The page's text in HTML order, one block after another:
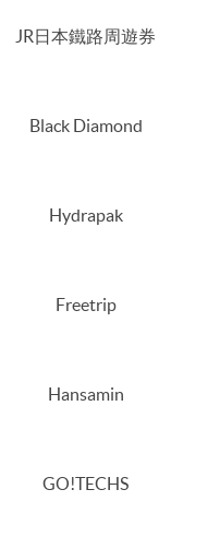
JR日本鐵路周遊券
Black Diamond
Hydrapak
Freetrip
Hansamin
GO!TECHS